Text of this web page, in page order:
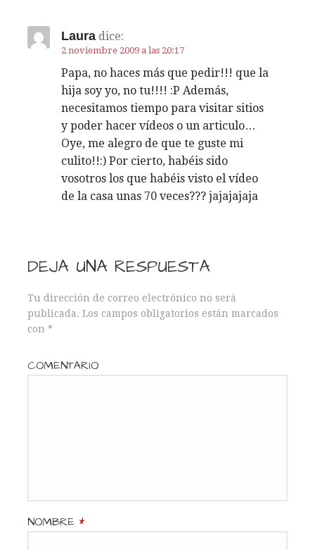
Laura dice:
2 noviembre 2009 a las 20:17
Papa, no haces más que pedir!!! que la
hija soy yo, no tu!!!! :P Además,
necesitamos tiempo para visitar sitios
y poder hacer vídeos o un articulo…
Oye, me alegro de que te guste mi
culito!!:) Por cierto, habéis sido
vosotros los que habéis visto el vídeo
de la casa unas 70 veces??? jajajajaja
DEJA UNA RESPUESTA
Tu dirección de correo electrónico no será
publicada. Los campos obligatorios están marcados
con *
COMENTARIO
NOMBRE *